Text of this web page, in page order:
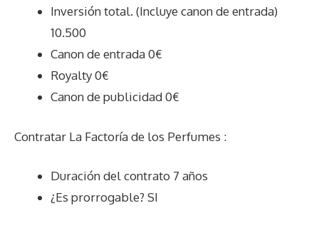
Inversión total. (Incluye canon de entrada)
10.500
Canon de entrada 0€
Royalty 0€
Canon de publicidad 0€
Contratar La Factoría de los Perfumes :
Duración del contrato 7 años
¿Es prorrogable? SI